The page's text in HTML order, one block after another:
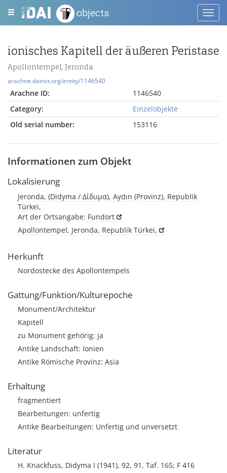
objects
ionisches Kapitell der äußeren Peristase
Apollontempel, Jeronda
arachne.dainst.org/entity/1146540
Arachne ID:
1146540
Category:
Einzelobjekte
Old serial number:
153116
Informationen zum Objekt
Lokalisierung
Jeronda, (Didyma / Δίδυμα), Aydın (Provinz), Republik
Türkei,
Art der Ortsangabe: Fundort
Apollontempel, Jeronda, Republik Türkei,
Herkunft
Nordostecke des Apollontempels
Gattung/Funktion/Kulturepoche
Monument/Architektur
Kapitell
zu Monument gehörig: ja
Antike Landschaft: Ionien
Antike Römische Provinz: Asia
Erhaltung
fragmentiert
Bearbeitungen: unfertig
Antike Bearbeitungen: Unfertig und unversetzt
Literatur
H. Knackfuss, Didyma I (1941), 92, 91, Taf. 165; F 416